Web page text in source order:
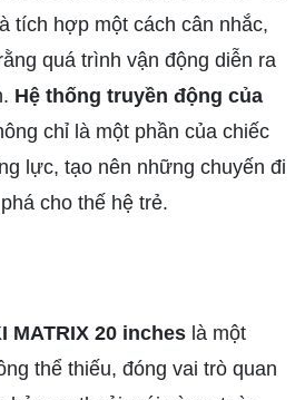
tích hợp một cách cân nhắc,
quá trình vận động diễn ra
Hệ thống truyền động của
chỉ là một phần của chiếc
lực, tạo nên những chuyến đi
cho thế hệ trẻ.
MATRIX 20 inches là một
thể thiếu, đóng vai trò quan